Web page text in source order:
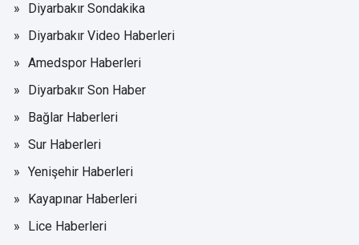
Diyarbakır Sondakika
Diyarbakır Video Haberleri
Amedspor Haberleri
Diyarbakır Son Haber
Bağlar Haberleri
Sur Haberleri
Yenişehir Haberleri
Kayapınar Haberleri
Lice Haberleri